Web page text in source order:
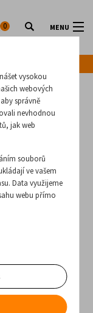
MENU
0
vysokou
webových
správně
nevhodnou
jak web
souborů
ve vašem
Data využijeme
webu přímo